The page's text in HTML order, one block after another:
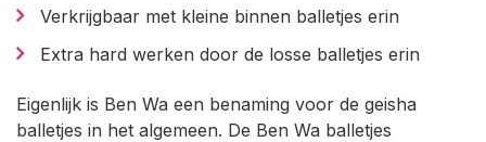
Verkrijgbaar met kleine binnen balletjes erin
Extra hard werken door de losse balletjes erin
Eigenlijk is Ben Wa een benaming voor de geisha
balletjes in het algemeen. De Ben Wa balletjes